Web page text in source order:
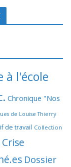
à l'école
Chronique "Nos
de Louise Thierry
de travail Collection
Crise
Dossier